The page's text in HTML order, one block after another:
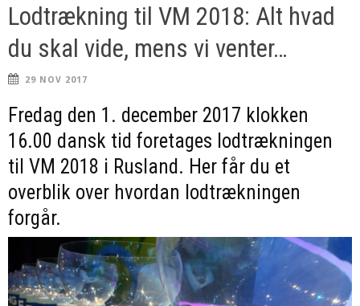
Lodtrækning til VM 2018: Alt hvad
du skal vide, mens vi venter…
29 NOV 2017
Fredag den 1. december 2017 klokken
16.00 dansk tid foretages lodtrækningen
til VM 2018 i Rusland. Her får du et
overblik over hvordan lodtrækningen
forgår.